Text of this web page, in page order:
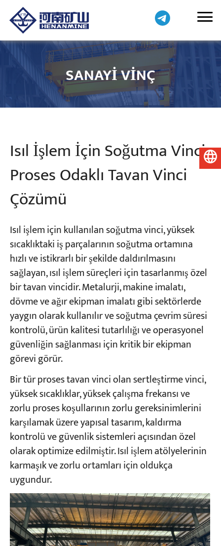
Projeler
Bloglar
Haberler
Uygulamalar
Hakkımızda
Bize Ulaşın
SANAYI VINÇ
Isıl İşlem İçin Soğutma Vinci:
Proses Odaklı Tavan Vinci
Çözümü
Isıl işlem için kullanılan soğutma vinci, yüksek
sıcaklıktaki iş parçalarının soğutma ortamına
hızlı ve istikrarlı bir şekilde daldırılmasını
sağlayan, ısıl işlem süreçleri için tasarlanmış özel
bir tavan vincidir. Metalurji, makine imalatı,
dövme ve ağır ekipman imalatı gibi sektörlerde
yaygın olarak kullanılır ve soğutma çevrim süresi
kontrolü, ürün kalitesi tutarlılığı ve operasyonel
güvenliğin sağlanması için kritik bir ekipman
görevi görür.
Bir tür proses tavan vinci olan sertleştirme vinci,
yüksek sıcaklıklar, yüksek çalışma frekansı ve
zorlu proses koşullarının zorlu gereksinimlerini
karşılamak üzere yapısal tasarım, kaldırma
kontrolü ve güvenlik sistemleri açısından özel
olarak optimize edilmiştir. Isıl işlem atölyelerinin
karmaşık ve zorlu ortamları için oldukça
uygundur.
Türkçe